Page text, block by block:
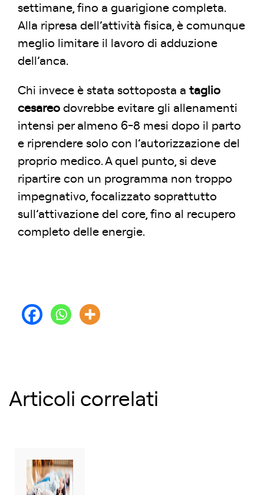
settimane, fino a guarigione completa.
Alla ripresa dell’attività fisica, è comunque
meglio limitare il lavoro di adduzione
dell’anca.
Chi invece è stata sottoposta a taglio
cesareo dovrebbe evitare gli allenamenti
intensi per almeno 6-8 mesi dopo il parto
e riprendere solo con l’autorizzazione del
proprio medico. A quel punto, si deve
ripartire con un programma non troppo
impegnativo, focalizzato soprattutto
sull’attivazione del core, fino al recupero
completo delle energie.
Articoli correlati